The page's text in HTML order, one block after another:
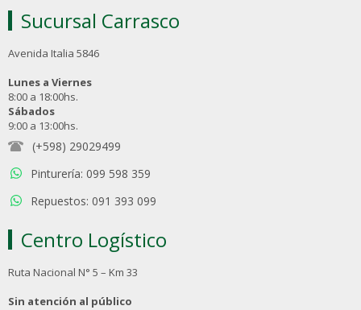
Sucursal Carrasco
Avenida Italia 5846
Lunes a Viernes
8:00 a 18:00hs.
Sábados
9:00 a 13:00hs.
(+598) 29029499
Pinturería: 099 598 359
Repuestos: 091 393 099
Centro Logístico
Ruta Nacional N° 5 – Km 33
Sin atención al público